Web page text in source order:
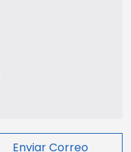
Enviar Correo